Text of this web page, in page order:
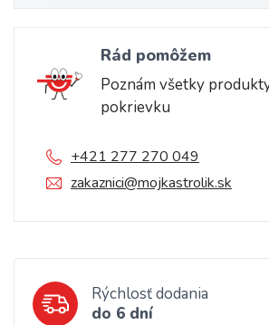
Rád pomôžem
Poznám všetky
pokrievku
+421 277 270 049
zakaznici@mojkastrolik.sk
Rýchlosť dodania
do 6 dní